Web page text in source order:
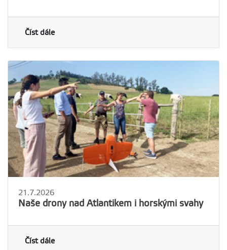
Číst dále
21.7.2026
Naše drony nad Atlantikem i horskými svahy
Číst dále